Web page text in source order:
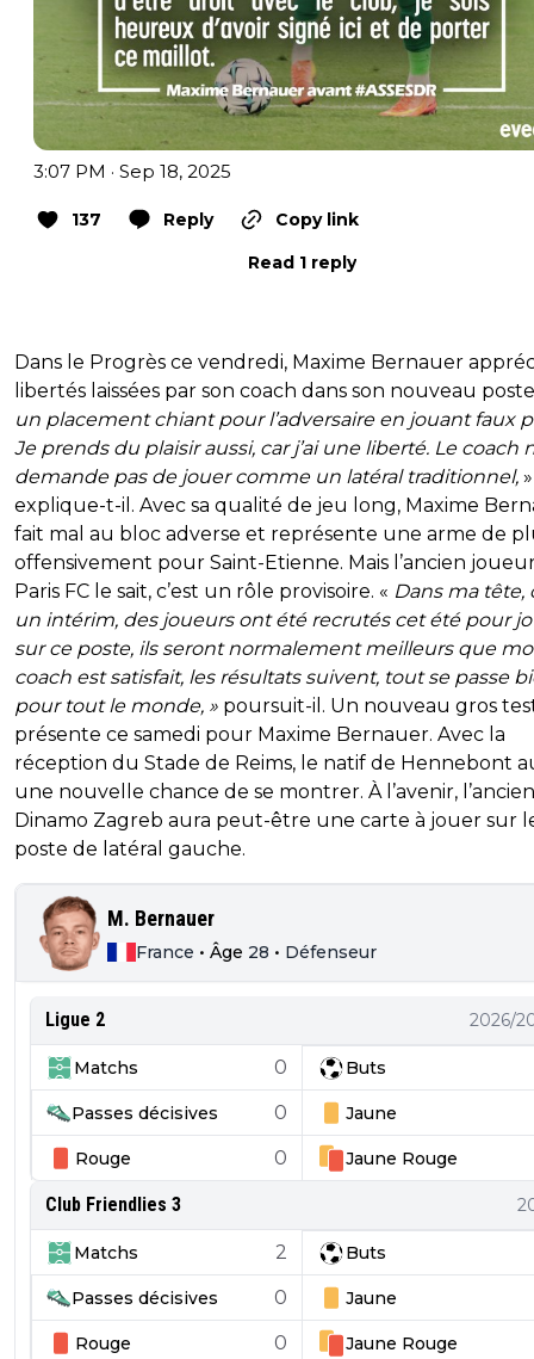
3:07 PM · Sep 18, 2025
137 Reply
Copy link
Read 1 reply
Dans le Progrès ce vendredi, Maxime Bernauer
libertés laissées par son coach dans son nouveau
un placement chiant pour l’adversaire en jouant faux
Je prends du plaisir aussi, car j’ai une liberté. Le coach
demande pas de jouer comme un latéral traditionnel, »
explique-t-il. Avec sa qualité de jeu long, Maxime
fait mal au bloc adverse et représente une arme de
offensivement pour Saint-Etienne. Mais l’ancien
Paris FC le sait, c’est un rôle provisoire. « Dans ma tête,
un intérim, des joueurs ont été recrutés cet été pour
sur ce poste, ils seront normalement meilleurs que
coach est satisfait, les résultats suivent, tout se passe
pour tout le monde, » poursuit-il. Un nouveau gros
présente ce samedi pour Maxime Bernauer. Avec la
réception du Stade de Reims, le natif de Hennebont
une nouvelle chance de se montrer. À l’avenir,
Dinamo Zagreb aura peut-être une carte à jouer sur
poste de latéral gauche.
M. Bernauer
France • Âge 28 • Défenseur
Ligue 2 2026/
Matchs 0 Buts
Passes décisives 0 Jaune
Rouge 0 Jaune Rouge
Club Friendlies 3
Matchs 2 Buts
Passes décisives 0 Jaune
Rouge 0 Jaune Rouge